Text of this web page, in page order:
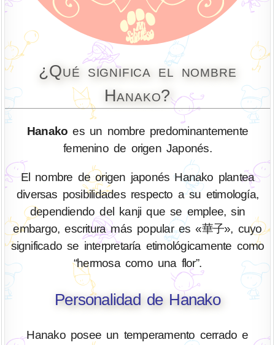
¿Qué significa el nombre
Hanako?
Hanako es un nombre predominantemente
femenino de origen Japonés.
El nombre de origen japonés Hanako plantea
diversas posibilidades respecto a su etimología,
dependiendo del kanji que se emplee, sin
embargo, escritura más popular es «華子», cuyo
significado se interpretaría etimológicamente como
“hermosa como una flor”.
Personalidad de Hanako
Hanako posee un temperamento cerrado e